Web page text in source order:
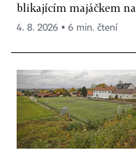
blikajícím majáčkem
4. 8. 2026 ▪ 6 min. čtení